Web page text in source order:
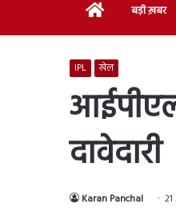
Home बड़ी ख़बर
IPL खेल
दावेदारी
Karan Panchal